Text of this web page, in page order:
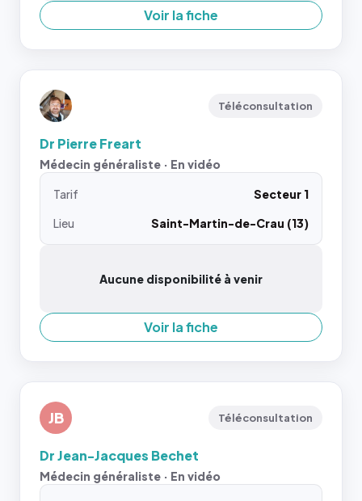
Voir la fiche
Téléconsultation
Dr Pierre Freart
Médecin généraliste · En vidéo
Tarif
Secteur 1
Lieu
Saint-Martin-de-Crau (13)
Aucune disponibilité à venir
Voir la fiche
JB Téléconsultation
Dr Jean-Jacques Bechet
Médecin généraliste · En vidéo